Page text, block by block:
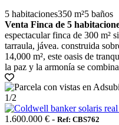
5 habitaciones350 m²5 baños
Venta Finca de 5
espectacular finca de 300 m²
tarraula, jávea. construida
14,000 m², este oasis de
la paz y la armonía se
1/2
1.600.000 € - Ref: CBS762